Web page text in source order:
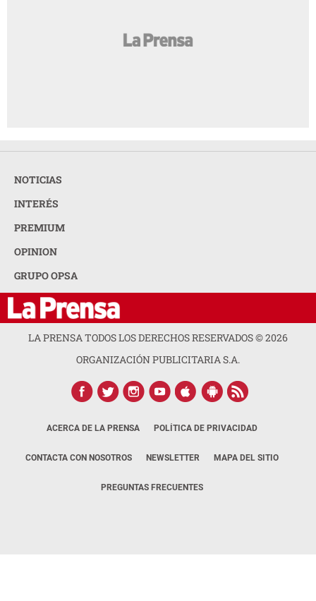
NOTICIAS
INTERÉS
PREMIUM
OPINION
GRUPO OPSA
LA PRENSA TODOS LOS DERECHOS RESERVADOS ©2026
ORGANIZACIÓN PUBLICITARIA S.A.
ACERCA DE LA PRENSA POLÍTICA DE PRIVACIDAD
CONTACTA CON NOSOTROS NEWSLETTER MAPA DEL SITIO
PREGUNTAS FRECUENTES